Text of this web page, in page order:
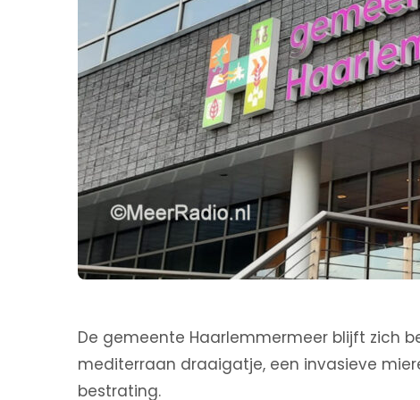
De gemeente Haarlemmermeer blijft zich
mediterraan draaigatje, een invasieve
bestrating.